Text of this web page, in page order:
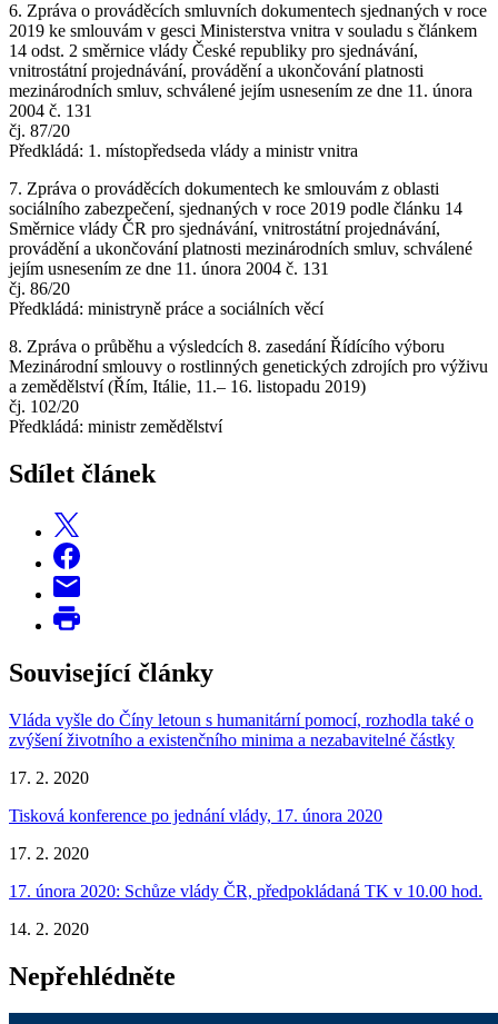
6. Zpráva o prováděcích smluvních dokumentech sjednaných v roce
2019 ke smlouvám v gesci Ministerstva vnitra v souladu s článkem
14 odst. 2 směrnice vlády České republiky pro sjednávání,
vnitrostátní projednávání, provádění a ukončování platnosti
mezinárodních smluv, schválené jejím usnesením ze dne 11. února
2004 č. 131
čj. 87/20
Předkládá: 1. místopředseda vlády a ministr vnitra
7. Zpráva o prováděcích dokumentech ke smlouvám z oblasti
sociálního zabezpečení, sjednaných v roce 2019 podle článku 14
Směrnice vlády ČR pro sjednávání, vnitrostátní projednávání,
provádění a ukončování platnosti mezinárodních smluv, schválené
jejím usnesením ze dne 11. února 2004 č. 131
čj. 86/20
Předkládá: ministryně práce a sociálních věcí
8. Zpráva o průběhu a výsledcích 8. zasedání Řídícího výboru
Mezinárodní smlouvy o rostlinných genetických zdrojích pro výživu
a zemědělství (Řím, Itálie, 11.– 16. listopadu 2019)
čj. 102/20
Předkládá: ministr zemědělství
Sdílet článek
Související články
Vláda vyšle do Číny letoun s humanitární pomocí, rozhodla také o
zvýšení životního a existenčního minima a nezabavitelné částky
17. 2. 2020
Tisková konference po jednání vlády, 17. února 2020
17. 2. 2020
17. února 2020: Schůze vlády ČR, předpokládaná TK v 10.00 hod.
14. 2. 2020
Nepřehlédněte